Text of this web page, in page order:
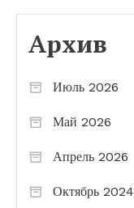
Архив
Июль 2026
Май 2026
Апрель 2026
Октябрь 2024